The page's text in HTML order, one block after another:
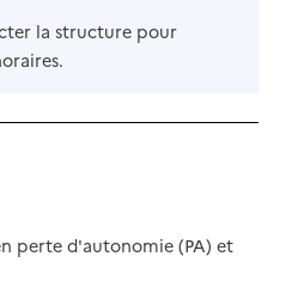
la structure pour
perte d'autonomie (PA) et